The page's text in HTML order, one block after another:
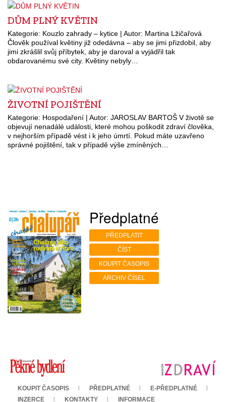
DŮM PLNÝ KVĚTIN
Kategorie: Kouzlo zahrady – kytice | Autor: Martina Lžičařová
Člověk používal květiny již odedávna – aby se jimi přizdobil, aby
jimi zkrášlil svůj příbytek, aby je daroval a vyjádřil tak
obdarovanému své city. Květiny nebyly…
ŽIVOTNÍ POJIŠTĚNÍ
Kategorie: Hospodaření | Autor: JAROSLAV BARTOŠ V životě se
objevují nenadálé události, které mohou poškodit zdraví člověka,
v nejhorším případě vést i k jeho úmrtí. Pokud máte uzavřeno
správné pojištění, tak v případě výše zmíněných…
Předplatné
PŘEDPLATIT
ČÍST
KOUPIT ČASOPIS
ARCHIV ČÍSEL
KOUPIT ČASOPIS PŘEDPLATNÉ
E-PŘEDPLATNÉ
INZERCE
KONTAKTY INFORMACE